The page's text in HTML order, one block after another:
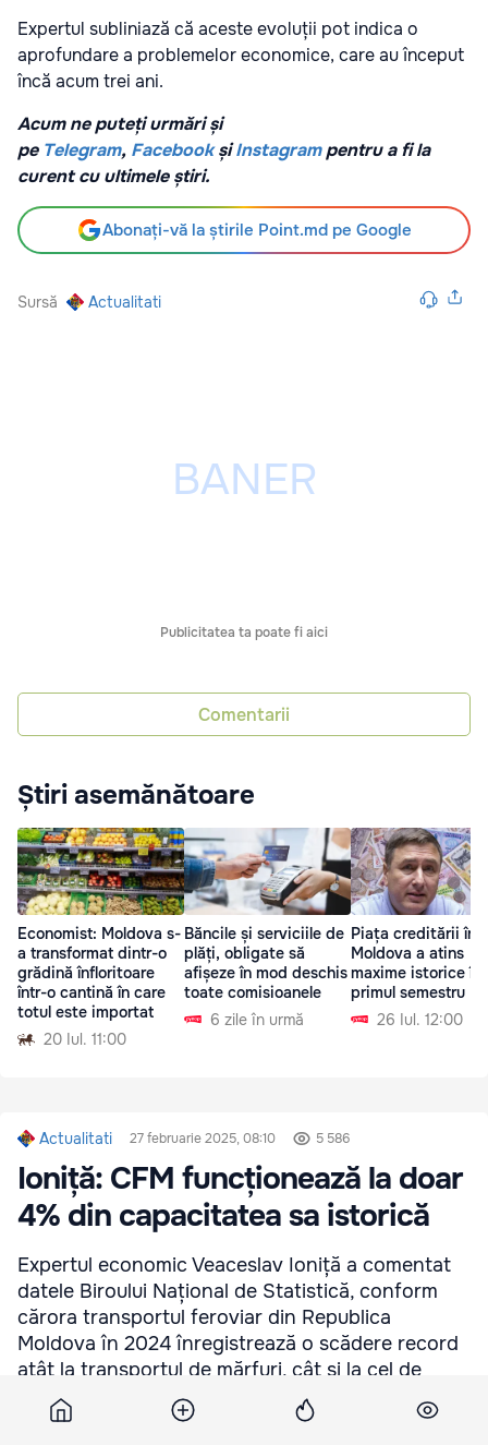
Expertul subliniază că aceste evoluții pot indica o
aprofundare a problemelor economice, care au început
încă acum trei ani.
Acum ne puteți urmări și
pe Telegram, Facebook șiInstagrampentru a fi la
curent cu ultimele știri.
Abonați-vă la știrile Point.md pe Google
Sursă Actualitati
Publicitatea ta poate fi aici
Comentarii
Știri asemănătoare
Economist: Moldova s-
a transformat dintr-o
grădină înfloritoare
într-o cantină în care
totul este importat
20 Iul. 11:00
Băncile și serviciile de
plăți, obligate să
afișeze în mod deschis
toate comisioanele
6 zile în urmă
Piața creditării în
Moldova a atins
maxime istorice în
primul semestru
26 Iul. 12:00
Actualitati 27 februarie 2025, 08:10 5 586
Ioniță: CFM funcționează la doar
4% din capacitatea sa istorică
Expertul economic Veaceslav Ioniță a comentat
datele Biroului Național de Statistică, conform
cărora transportul feroviar din Republica
Moldova în 2024 înregistrează o scădere record
atât la transportul de mărfuri, cât și la cel de
pasageri.